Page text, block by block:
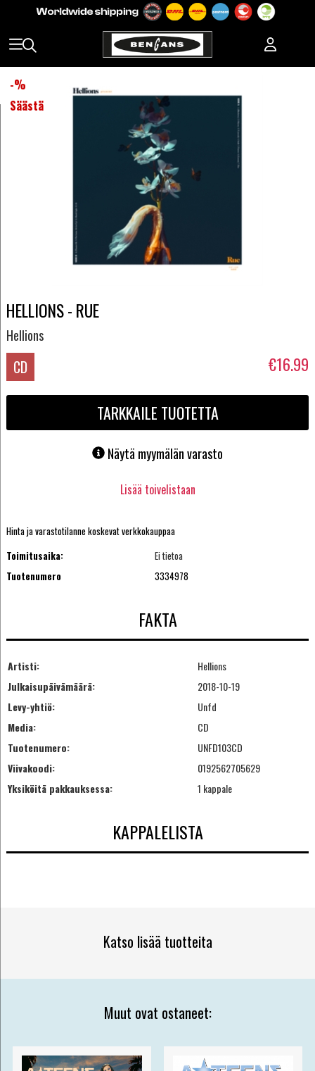
-%
Säästä
HELLIONS - RUE
Hellions
CD €16.99
TARKKAILE TUOTETTA
Näytä myymälän varasto
Lisää toivelistaan
Hinta ja varastotilanne koskevat verkkokauppaa
Toimitusaika:
Ei tietoa
Tuotenumero
3334978
FAKTA
Artisti:
Hellions
Julkaisupäivämäärä:
2018-10-19
Levy-yhtiö:
Unfd
Media:
CD
Tuotenumero:
UNFD103CD
Viivakoodi:
0192562705629
Yksiköitä pakkauksessa:
1 kappale
KAPPALELISTA
Katso lisää tuotteita
Muut ovat ostaneet: